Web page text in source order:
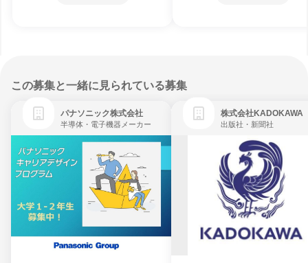
この募集と一緒に見られている募集
パナソニック株式会社
半導体・電子機器メーカー
株式会社KADOKAWA
出版社・新聞社